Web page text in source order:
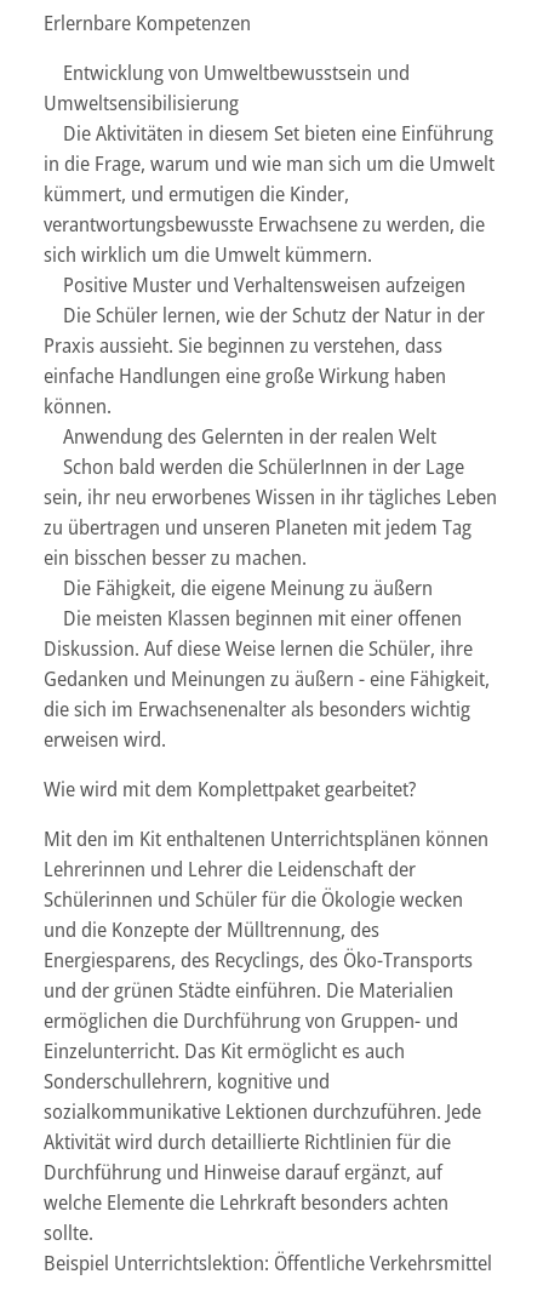
Erlernbare Kompetenzen
Entwicklung von Umweltbewusstsein und
Umweltsensibilisierung
Die Aktivitäten in diesem Set bieten eine Einführung
in die Frage, warum und wie man sich um die Umwelt
kümmert, und ermutigen die Kinder,
verantwortungsbewusste Erwachsene zu werden, die
sich wirklich um die Umwelt kümmern.
Positive Muster und Verhaltensweisen aufzeigen
Die Schüler lernen, wie der Schutz der Natur in der
Praxis aussieht. Sie beginnen zu verstehen, dass
einfache Handlungen eine große Wirkung haben
können.
Anwendung des Gelernten in der realen Welt
Schon bald werden die SchülerInnen in der Lage
sein, ihr neu erworbenes Wissen in ihr tägliches Leben
zu übertragen und unseren Planeten mit jedem Tag
ein bisschen besser zu machen.
Die Fähigkeit, die eigene Meinung zu äußern
Die meisten Klassen beginnen mit einer offenen
Diskussion. Auf diese Weise lernen die Schüler, ihre
Gedanken und Meinungen zu äußern - eine Fähigkeit,
die sich im Erwachsenenalter als besonders wichtig
erweisen wird.
Wie wird mit dem Komplettpaket gearbeitet?
Mit den im Kit enthaltenen Unterrichtsplänen können
Lehrerinnen und Lehrer die Leidenschaft der
Schülerinnen und Schüler für die Ökologie wecken
und die Konzepte der Mülltrennung, des
Energiesparens, des Recyclings, des Öko-Transports
und der grünen Städte einführen. Die Materialien
ermöglichen die Durchführung von Gruppen- und
Einzelunterricht. Das Kit ermöglicht es auch
Sonderschullehrern, kognitive und
sozialkommunikative Lektionen durchzuführen. Jede
Aktivität wird durch detaillierte Richtlinien für die
Durchführung und Hinweise darauf ergänzt, auf
welche Elemente die Lehrkraft besonders achten
sollte.
Beispiel Unterrichtslektion: Öffentliche Verkehrsmittel